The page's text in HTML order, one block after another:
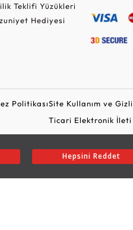
Hepsini Reddet
Teklifi Yüzükleri
Hediyesi
PolitikasıSite Kullanım ve
Ticari Elektronik İleti